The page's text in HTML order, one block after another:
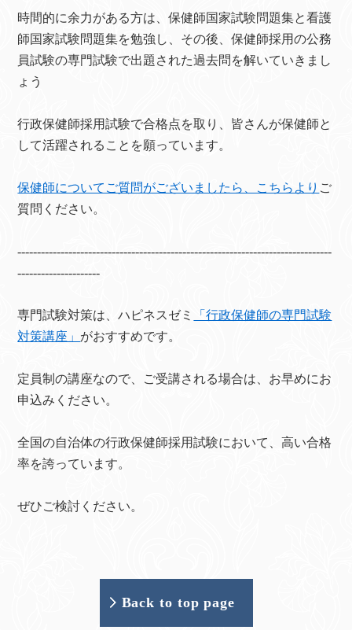
時間的に余力がある方は、保健師国家試験問題集と看護
師国家試験問題集を勉強し、その後、保健師採用の公務
員試験の専門試験で出題された過去問を解いていきまし
ょう
行政保健師採用試験で合格点を取り、皆さんが保健師と
して活躍されることを願っています。
保健師についてご質問がございましたら、こちらより ご
質問ください。
--------------------------------------------------------------------------------
---------------------
専門試験対策は、ハピネスゼミ
「行政保健師の専門試験
対策講座」 がおすすめです。
定員制の講座なので、ご受講される場合は、お早めにお
申込みください。
全国の自治体の行政保健師採用試験において、高い合格
率を誇っています。
ぜひご検討ください。
Back to top page